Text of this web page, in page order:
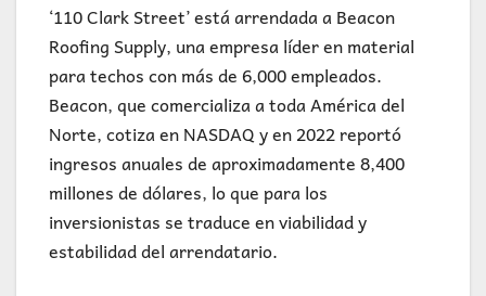
‘110 Clark Street’ está arrendada a Beacon
Roofing Supply, una empresa líder en material
para techos con más de 6,000 empleados.
Beacon, que comercializa a toda América del
Norte, cotiza en NASDAQ y en 2022 reportó
ingresos anuales de aproximadamente 8,400
millones de dólares, lo que para los
inversionistas se traduce en viabilidad y
estabilidad del arrendatario.